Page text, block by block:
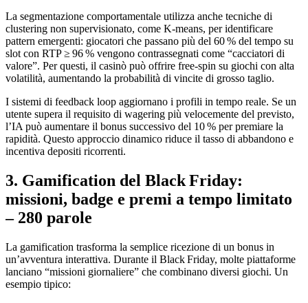
La segmentazione comportamentale utilizza anche tecniche di
clustering non supervisionato, come K‑means, per identificare
pattern emergenti: giocatori che passano più del 60 % del tempo su
slot con RTP ≥ 96 % vengono contrassegnati come “cacciatori di
valore”. Per questi, il casinò può offrire free‑spin su giochi con alta
volatilità, aumentando la probabilità di vincite di grosso taglio.
I sistemi di feedback loop aggiornano i profili in tempo reale. Se un
utente supera il requisito di wagering più velocemente del previsto,
l’IA può aumentare il bonus successivo del 10 % per premiare la
rapidità. Questo approccio dinamico riduce il tasso di abbandono e
incentiva depositi ricorrenti.
3. Gamification del Black Friday:
missioni, badge e premi a tempo limitato
– 280 parole
La gamification trasforma la semplice ricezione di un bonus in
un’avventura interattiva. Durante il Black Friday, molte piattaforme
lanciano “missioni giornaliere” che combinano diversi giochi. Un
esempio tipico: